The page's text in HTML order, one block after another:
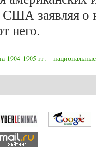
заявляя о
него.
1904-1905 гг.